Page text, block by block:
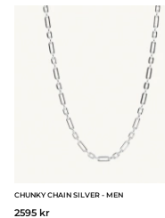
CHUNKY CHAIN SILVER - MEN
2595 kr